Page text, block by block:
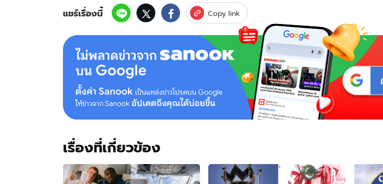
แชร์เรื่องนี้ Copy link
เรื่องที่เกี่ยวข้อง